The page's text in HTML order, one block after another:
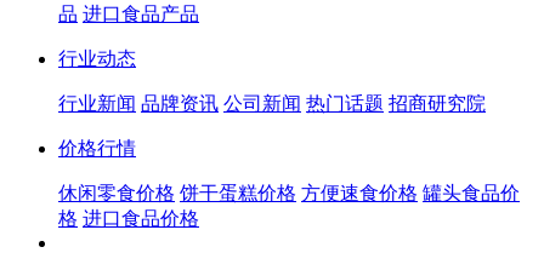
品 进口食品产品
行业动态
行业新闻 品牌资讯 公司新闻 热门话题 招商研究院
价格行情
休闲零食价格 饼干蛋糕价格 方便速食价格 罐头食品价
格 进口食品价格